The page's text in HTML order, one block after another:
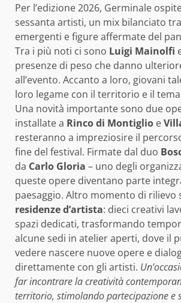
Per l’edizione 2026, Germinale
sessanta artisti, un mix bilanciato
emergenti e figure affermate del
Tra i più noti ci sono Luigi Mainolfi
presenze di peso che danno
all’evento. Accanto a loro, giovani
loro legame con il territorio e il tema
Una novità importante sono due
installate a Rinco di Montiglio e
resteranno a impreziosire il
fine del festival. Firmate dal duo
da Carlo Gloria – uno degli
queste opere diventano parte
paesaggio. Altro momento di rilievo
residenze d’artista: dieci creativi
spazi dedicati, trasformando
alcune sedi in atelier aperti, dove il
vedere nascere nuove opere e
direttamente con gli artisti.
far incontrare la creatività
territorio, stimolando partecipazione e